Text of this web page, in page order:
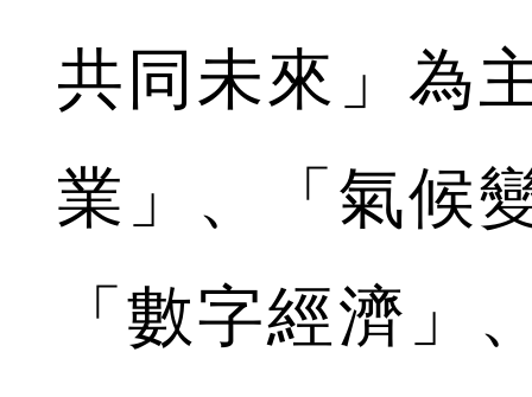
共同未來」為
業」、「氣候
「數字經濟」